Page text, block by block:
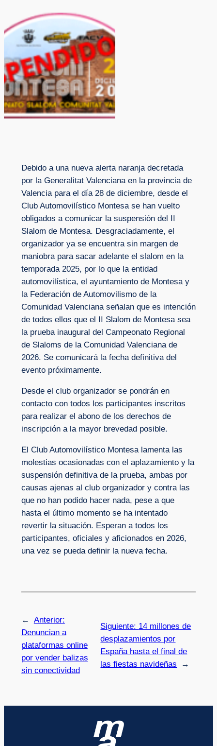
Debido a una nueva alerta naranja decretada
por la Generalitat Valenciana en la provincia de
Valencia para el día 28 de diciembre, desde el
Club Automovilístico Montesa se han vuelto
obligados a comunicar la suspensión del II
Slalom de Montesa. Desgraciadamente, el
organizador ya se encuentra sin margen de
maniobra para sacar adelante el slalom en la
temporada 2025, por lo que la entidad
automovilística, el ayuntamiento de Montesa y
la Federación de Automovilismo de la
Comunidad Valenciana señalan que es intención
de todos ellos que el II Slalom de Montesa sea
la prueba inaugural del Campeonato Regional
de Slaloms de la Comunidad Valenciana de
2026. Se comunicará la fecha definitiva del
evento próximamente.
Desde el club organizador se pondrán en
contacto con todos los participantes inscritos
para realizar el abono de los derechos de
inscripción a la mayor brevedad posible.
El Club Automovilístico Montesa lamenta las
molestias ocasionadas con el aplazamiento y la
suspensión definitiva de la prueba, ambas por
causas ajenas al club organizador y contra las
que no han podido hacer nada, pese a que
hasta el último momento se ha intentado
revertir la situación. Esperan a todos los
participantes, oficiales y aficionados en 2026,
una vez se pueda definir la nueva fecha.
←
Anterior:
Denuncian a
plataformas online
por vender balizas
sin conectividad
Siguiente: 14 millones de
desplazamientos por
España hasta el final de
las fiestas navideñas
→